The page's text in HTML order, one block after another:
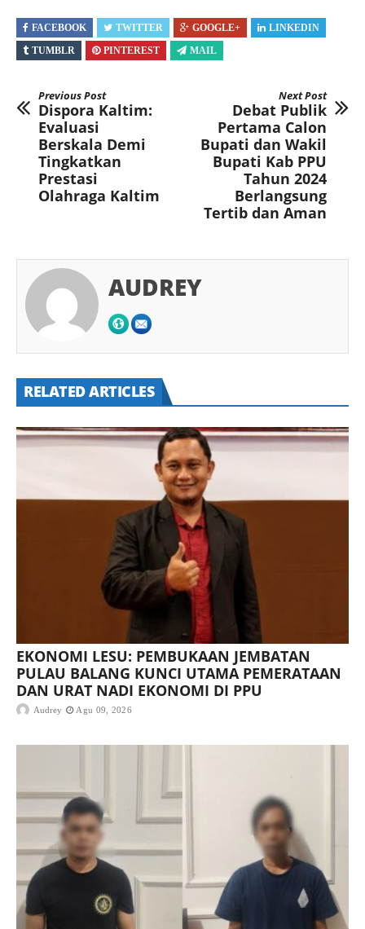
FACEBOOK TWITTER GOOGLE+
LINKEDIN
TUMBLR
PINTEREST MAIL
Previous Post
Dispora Kaltim:
Evaluasi
Berskala Demi
Tingkatkan
Prestasi
Olahraga Kaltim
Next Post
Debat Publik
Pertama Calon
Bupati dan Wakil
Bupati Kab PPU
Tahun 2024
Berlangsung
Tertib dan Aman
AUDREY
RELATED ARTICLES
EKONOMI LESU: PEMBUKAAN JEMBATAN
PULAU BALANG KUNCI UTAMA PEMERATAAN
DAN URAT NADI EKONOMI DI PPU
Audrey Agu 09, 2026